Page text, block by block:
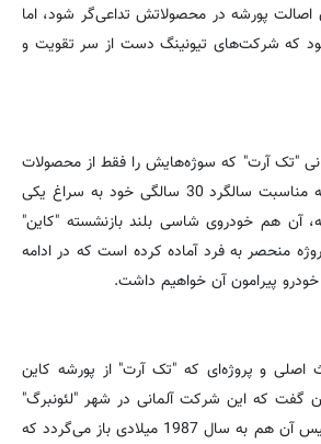
اصالت پورشه در محصولاتش تداعی‌گر شود، اما
که شرکت‌های تیونینگ دست از سر تقویت و
"تک آرت" که سوژه‌هایش را فقط از محصولات
پورشه انتخاب می‌کند، به مناسبت سالگرد 30 سالگی خود به سراغ یکی
آن هم خودروی شاسی بلند بازنشسته "کاین"
منحصر به فرد آماده کرده است که در ادامه
پیرامون آن خواهیم داشت.
و پروژه‌ای که "تک آرت" از پورشه کاین
گفت که این شرکت آلمانی در شهر "لئونبرگ"
مستقر بوده و تاریخ تاسیس آن هم به سال 1987 میلادی باز می‌گردد که